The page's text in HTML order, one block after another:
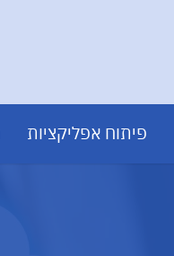
פיתוח אפליקציות